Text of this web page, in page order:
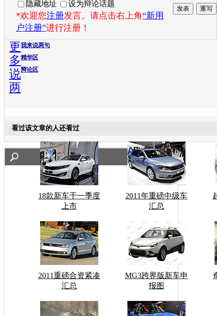
隐藏地址 设为辩论话题
*欢迎您注册发言。请点击右上角“新用
户注册”进行注册！
我来说两句
精华区
辩论区
更
多
说
两
看过该文章的人还看过
18款新车于一季度
上市
2011年重磅中级车
汇总
2011重磅合资紧凑
汇总
MG3跨界版新车申
报图